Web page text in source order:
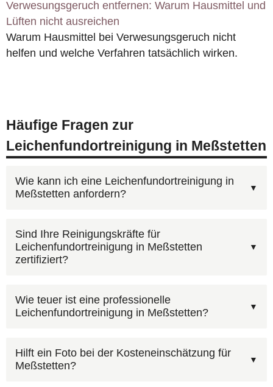
Verwesungsgeruch entfernen: Warum Hausmittel und
Lüften nicht ausreichen
Warum Hausmittel bei Verwesungsgeruch nicht
helfen und welche Verfahren tatsächlich wirken.
Häufige Fragen zur
Leichenfundortreinigung in Meßstetten
Wie kann ich eine Leichenfundortreinigung in
Meßstetten anfordern?
Rufen Sie unsere kostenlose Beratungshotline
0800 6003005an — wir sind rund um die Uhr
erreichbar, auch an Wochenenden und
Kontaktformularerreichen. Wir koordinieren den
Sind Ihre Reinigungskräfte für
Leichenfundortreinigung in Meßstetten
zertifiziert?
Beauftragen Sie einen Fachbetrieb mit
Sachkunde nach IfSG. AST Deutschland verfügt
Ausrüstung. Wir dokumentieren jeden Einsatz in
Meßstetten und übergeben die Räume in einem
Wie teuer ist eine professionelle
Leichenfundortreinigung in Meßstetten?
Ja, wir erstellen grundsätzlich einen kostenfreien
Kostenvoranschlag, bevor wir mit der Arbeit
Hilft ein Foto bei der Kosteneinschätzung für
Meßstetten?